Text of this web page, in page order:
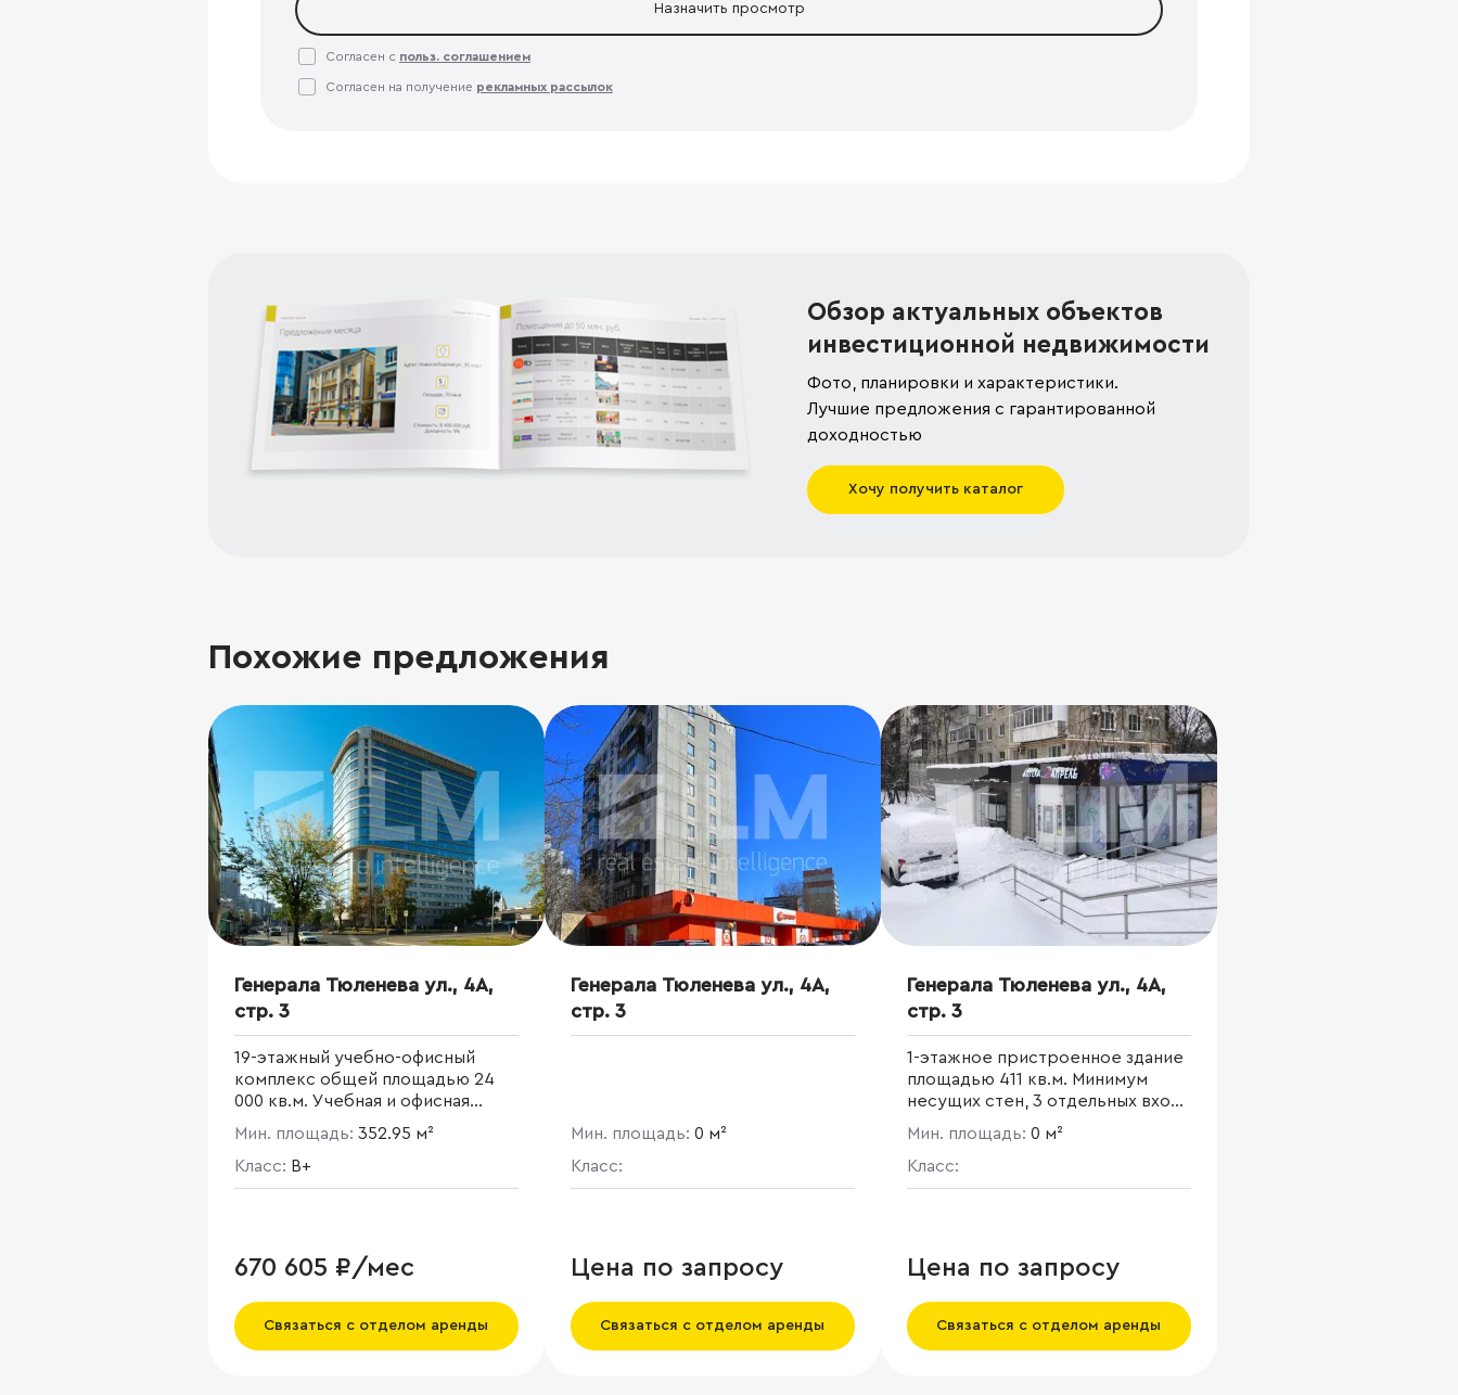
Назначить просмотр
Согласен с польз. соглашением
Согласен на получение рекламных рассылок
Обзор актуальных объектов
инвестиционной недвижимости
Фото, планировки и характеристики.
Лучшие предложения с гарантированной
доходностью
Хочу получить каталог
Похожие предложения
Генерала Тюленева ул., 4А,
стр. 3
19-этажный учебно-офисный
комплекс общей площадью 24
000 кв.м. Учебная и офисная
части имеют независимые
входные группы. Офисная часть
составляет 11 100 кв. м. Развитая
инфраструктура: кафетерий,
Мин. площадь: 352.95 м²
Класс: B+
670 605 ₽/мес
Связаться с отделом аренды
Генерала Тюленева ул., 4А,
стр. 3
Мин. площадь: 0 м²
Класс:
Цена по запросу
Связаться с отделом аренды
Генерала Тюленева ул., 4А,
стр. 3
1-этажное пристроенное здание
площадью 411 кв.м. Минимум
несущих стен, 3 отдельных входа
с фасада и 2 выхода под
разгрузку/эвакуацию. Наземная
парковка. Отличная визуализация
и большая фасадная поверхность
Мин. площадь: 0 м²
Класс:
Цена по запросу
Связаться с отделом аренды